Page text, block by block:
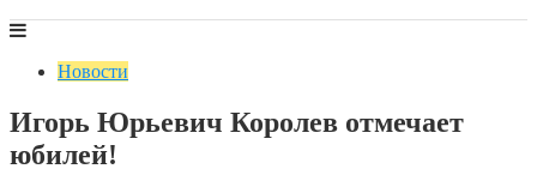
Новости
Игорь Юрьевич Королев отмечает
юбилей!